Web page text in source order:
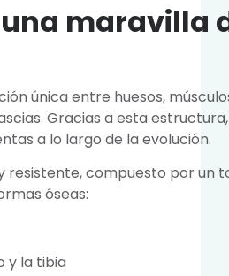
maravilla
única entre huesos,
Gracias a esta
a lo largo de la evolución.
resistente, compuesto por un
óseas:
y la tibia